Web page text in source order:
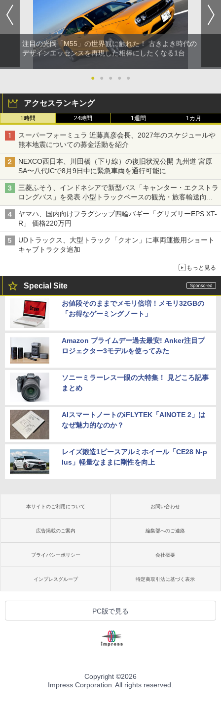
注目の光岡「M55」の世界観に触れた！ 古きよき時代の
デザインエッセンスを再現した相棒にしたくなる1台
● ● ● ● ●
アクセスランキング
1時間 24時間 1週間 1カ月
スーパーフォーミュラ 近藤真彦会長、2027年のスケジュールや
熊本地震についての募金活動を紹介
NEXCO西日本、川田橋（下り線）の復旧状況公開 九州道 宮原
SA〜八代ICで8月9日中に緊急車両を通行可能に
三菱ふそう、インドネシアで新型バス「キャンター・エクストラ
ロングバス」を発表 小型トラックベースの観光・旅客輸送向け
バス
ヤマハ、国内向けフラグシップ四輪バギー「グリズリーEPS XT-
R」 価格220万円
UDトラックス、大型トラック「クオン」に車両運搬用ショート
キャブトラクタ追加
もっと見る
Special Site
お値段そのままでメモリ倍増！メモリ32GBの
「お得なゲーミングノート」
Amazon プライムデー過去最安! Anker注目プ
ロジェクター3モデルを使ってみた
ソニーミラーレス一眼の大特集！ 見どころ記事
まとめ
AIスマートノートのiFLYTEK「AINOTE 2」は
なぜ魅力的なのか？
レイズ鍛造1ピースアルミホイール「CE28 N-p
lus」軽量なままに剛性を向上
本サイトのご利用について お問い合わせ
広告掲載のご案内 編集部へのご連絡
プライバシーポリシー 会社概要
インプレスグループ 特定商取引法に基づく表示
PC版で見る
Copyright ©2026
Impress Corporation. All rights reserved.